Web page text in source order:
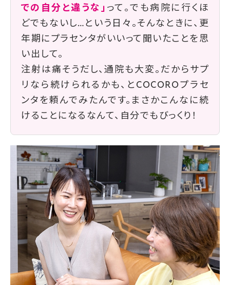
での自分と違うな」 って。でも病院に行くほ
どでもないし…という日々。そんなときに、更
年期にプラセンタがいいって聞いたことを思
い出して。
注射は痛そうだし、通院も大変。だからサプ
リなら続けられるかも、とCOCOROプラセ
ンタを頼んでみたんです。まさかこんなに続
けることになるなんて、自分でもびっくり！